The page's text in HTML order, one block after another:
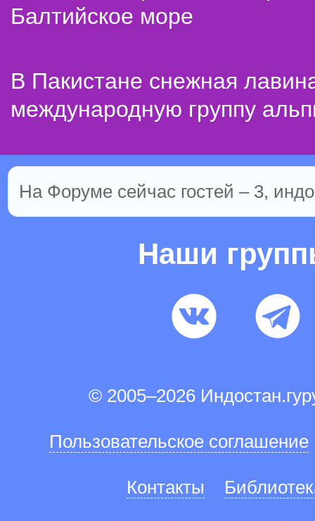
Балтийское море
В Пакистане снежная
международную группу
На Форуме сейчас гостей – 3,
Наши
© 2005–2026
Пользовательское соглашение
Контакты